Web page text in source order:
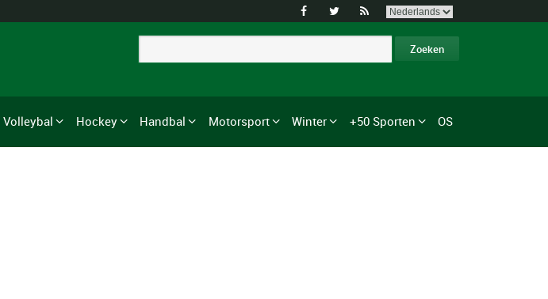
  
Volleybal Hockey Handbal Motorsport Winter +50 Sporten OS